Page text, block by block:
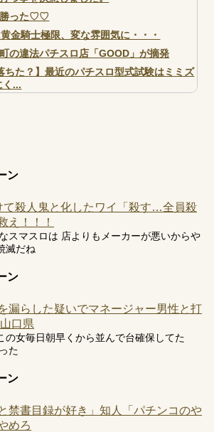
勝った♡♡
黄金騎士極限、変な雰囲気に・・・
の違法パチスロ店「GOOD」が摘発
ちた？】最近のパチスロ型式試験はミミズ
く...
相互RSS
ン
て殺人鬼と化したワイ「殺す…全員殺
！！！
スマスロは 店よりもメーカーが悪いからや
滅だね
ン
漏らした疑いでマネージャー男性と打
口県
の女毎日朝早くから並んで台確保してた
た
ン
禁書目録が好き」知人「パチンコのや
めろ